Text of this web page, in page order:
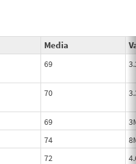
Media
69
70
69
74
72